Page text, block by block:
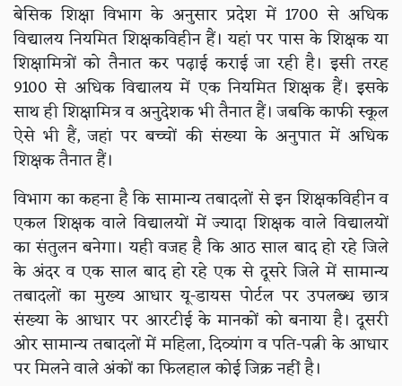
बेसिक शिक्षा विभाग के अनुसार प्रदेश में 1700 से अधिक
विद्यालय नियमित शिक्षकविहीन हैं। यहां पर पास के शिक्षक या
शिक्षामित्रों को तैनात कर पढ़ाई कराई जा रही है। इसी तरह
9100 से अधिक विद्यालय में एक नियमित शिक्षक हैं। इसके
साथ ही शिक्षामित्र व अनुदेशक भी तैनात हैं। जबकि काफी स्कूल
ऐसे भी हैं, जहां पर बच्चों की संख्या के अनुपात में अधिक
शिक्षक तैनात हैं।
विभाग का कहना है कि सामान्य तबादलों से इन शिक्षकविहीन व
एकल शिक्षक वाले विद्यालयों में ज्यादा शिक्षक वाले विद्यालयों
का संतुलन बनेगा। यही वजह है कि आठ साल बाद हो रहे जिले
के अंदर व एक साल बाद हो रहे एक से दूसरे जिले में सामान्य
तबादलों का मुख्य आधार यू-डायस पोर्टल पर उपलब्ध छात्र
संख्या के आधार पर आरटीई के मानकों को बनाया है। दूसरी
ओर सामान्य तबादलों में महिला, दिव्यांग व पति-पत्नी के आधार
पर मिलने वाले अंकों का फिलहाल कोई जिक्र नहीं है।